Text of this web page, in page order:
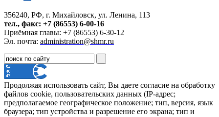
356240, РФ, г. Михайловск, ул. Ленина, 113
тел., факс: +7 (86553) 6-00-16
Приёмная главы: +7 (86553) 6-30-12
Эл. почта: administration@shmr.ru
Продолжая использовать сайт, Вы даете согласие на обработку
файлов cookie, пользовательских данных (IP-адрес;
предполагаемое географическое положение; тип, версия, язык
браузера; тип устройства и разрешение его экрана; тип и